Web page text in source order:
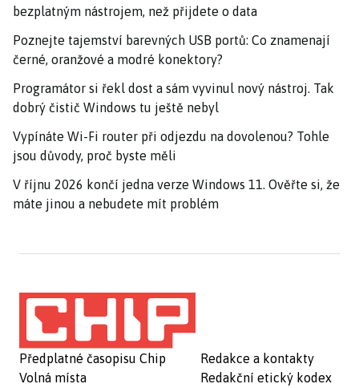
bezplatným nástrojem, než přijdete o data
Poznejte tajemství barevných USB portů: Co znamenají
černé, oranžové a modré konektory?
Programátor si řekl dost a sám vyvinul nový nástroj. Tak
dobrý čistič Windows tu ještě nebyl
Vypínáte Wi-Fi router při odjezdu na dovolenou? Tohle
jsou důvody, proč byste měli
V říjnu 2026 končí jedna verze Windows 11. Ověřte si, že
máte jinou a nebudete mít problém
Předplatné časopisu Chip
Volná místa
Redakce a kontakty
Redakční etický kodex